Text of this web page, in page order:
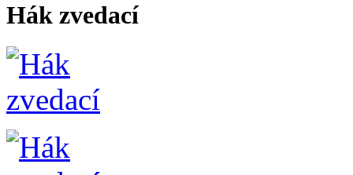
Hák zvedací